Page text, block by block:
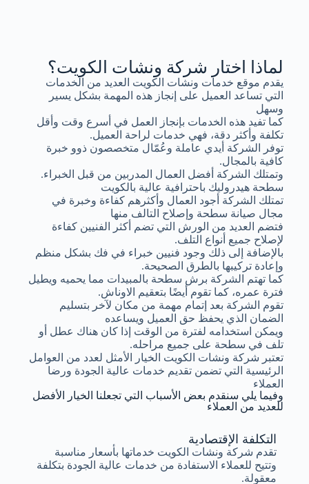
لماذا اختار شركة ونشات الكويت؟
يقدم موقع خدمات ونشات الكويت العديد من الخدمات
التي تساعد العميل على إنجاز هذه المهمة بشكل يسير
وسهل
كما تفيد هذه الخدمات بإنجاز العمل في أسرع وقت وأقل
تكلفة وأكثر دقة، فهي خدمات لراحة العميل.
توفر الشركة أيدي عاملة وعُمّال متخصصون ذوو خبرة
كافية بالمجال.
وتمتلك الشركة أفضل العمال المدربين من قبل الخبراء.
سطحة هيدروليك باحترافية عالية بالكويت
تمتلك الشركة أجود العمال وأكثرهم كفاءة وخبرة في
مجال صيانة سطحة وإصلاح التالف منها
فتضم العديد من الورش التي تضم أكثر الفنيين كفاءة
لإصلاح جميع أنواع التلف.
بالإضافة إلى ذلك وجود فنيين خبراء في فك بشكل منظم
وإعادة تركيبها بالطرق الصحيحة.
كما تهتم الشركة برش سطحة بالمبيدات مما يحميه ويطيل
فترة عمره، كما تقوم أيضًا بتعقيم الاوناش.
تقوم الشركة بعد إتمام مهمة من مكان لآخر بتسليم
الضمان الذي يحفظ حق العميل ويساعده
ويمكن استخدامه لفترة من الوقت إذا كان هناك عطل أو
تلف في سطحة على جميع مراحله.
تعتبر شركة ونشات الكويت الخيار الأمثل لعدد من العوامل
الرئيسية التي تضمن تقديم خدمات عالية الجودة ورضا
العملاء
وفيما يلي سنقدم بعض الأسباب التي تجعلنا الخيار الأفضل
للعديد من العملاء
التكلفة الإقتصادية
تقدم شركة ونشات الكويت خدماتها بأسعار مناسبة
وتتيح للعملاء الاستفادة من خدمات عالية الجودة بتكلفة
معقولة.